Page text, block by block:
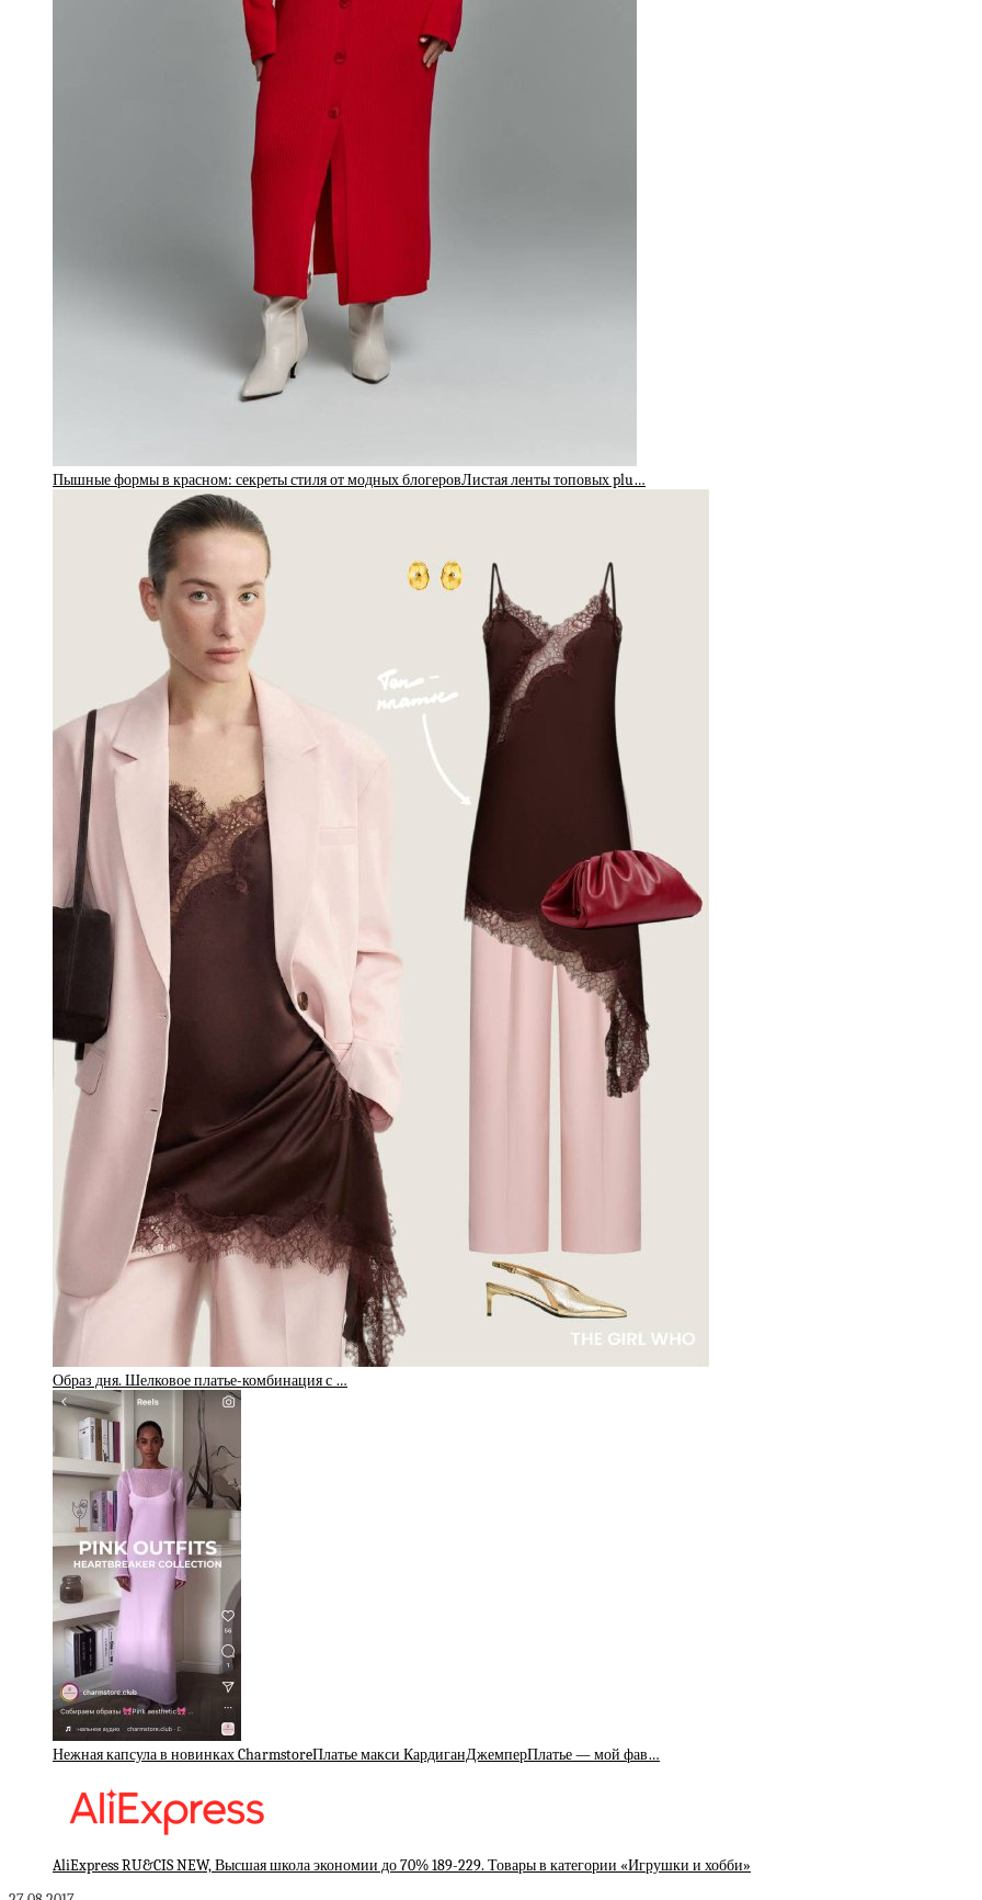
Пышные формы в красном: секреты стиля от модных блогеровЛистая ленты топовых plu…
Образ дня. Шелковое платье-комбинация с …
Нежная капсула в новинках CharmstoreПлатье макси КардиганДжемперПлатье — мой фав…
AliExpress RU&CIS NEW, Высшая школа экономии до 70% 189-229. Товары в категории «Игрушки и хобби»